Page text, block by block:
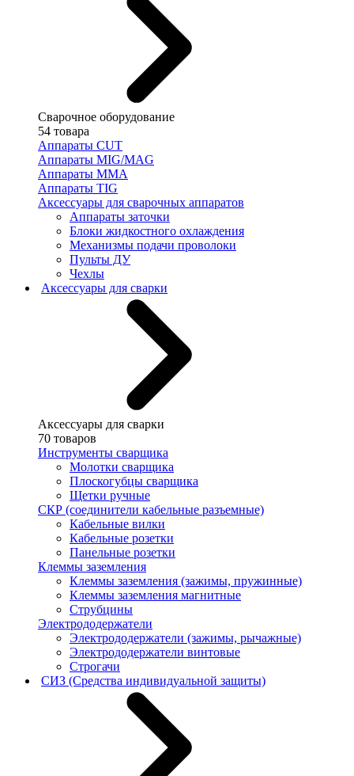
Сварочное оборудование
54 товара
Аппараты CUT
Аппараты MIG/MAG
Аппараты MMA
Аппараты TIG
Аксессуары для сварочных аппаратов
Аппараты заточки
Блоки жидкостного охлаждения
Механизмы подачи проволоки
Пульты ДУ
Чехлы
Аксессуары для сварки
Аксессуары для сварки
70 товаров
Инструменты сварщика
Молотки сварщика
Плоскогубцы сварщика
Щетки ручные
СКР (соединители кабельные разъемные)
Кабельные вилки
Кабельные розетки
Панельные розетки
Клеммы заземления
Клеммы заземления (зажимы, пружинные)
Клеммы заземления магнитные
Струбцины
Электрододержатели
Электрододержатели (зажимы, рычажные)
Электрододержатели винтовые
Строгачи
СИЗ (Средства индивидуальной защиты)